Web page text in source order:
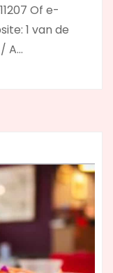
Of e-
1 van de
A…